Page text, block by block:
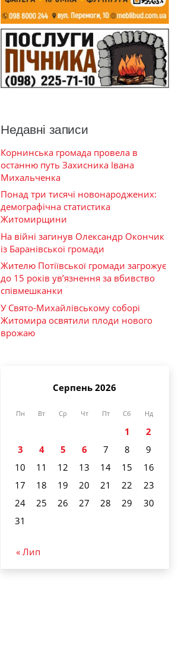
Недавні записи
Корнинська громада провела в
останню путь Захисника Івана
Михальченка
Понад три тисячі новонароджених:
демографічна статистика
Житомирщини
На війні загинув Олександр Окончик
із Баранівської громади
Жителю Потіївської громади загрожує
до 15 років ув’язнення за вбивство
співмешканки
У Свято-Михайлівському соборі
Житомира освятили плоди нового
врожаю
Серпень 2026
Пн Вт Ср Чт Пт Сб Нд
1
2
3
4 5 6 7 8
9
10
11 12 13 14 15
16
17
18 19 20 21 22
23
24
25 26 27 28 29
30
31
« Лип